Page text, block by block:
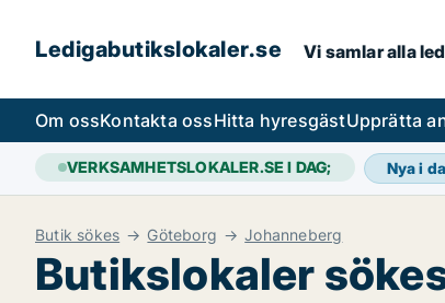
Ledigabutikslokaler.se Vi samlar alla
Om ossKontakta ossHitta hyresgästUpprätta
VERKSAMHETSLOKALER.SE I DAG; Nya i
Butik sökes Göteborg Johanneberg
Butikslokaler